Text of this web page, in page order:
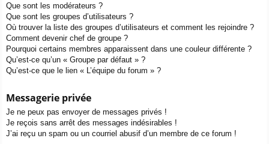
Que sont les modérateurs ?
Que sont les groupes d’utilisateurs ?
Où trouver la liste des groupes d’utilisateurs et comment les rejoindre ?
Comment devenir chef de groupe ?
Pourquoi certains membres apparaissent dans une couleur différente ?
Qu’est-ce qu’un « Groupe par défaut » ?
Qu’est-ce que le lien « L’équipe du forum » ?
Messagerie privée
Je ne peux pas envoyer de messages privés !
Je reçois sans arrêt des messages indésirables !
J’ai reçu un spam ou un courriel abusif d’un membre de ce forum !